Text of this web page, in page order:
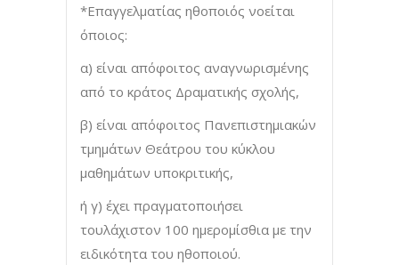
*Επαγγελματίας ηθοποιός νοείται
όποιος:
α) είναι απόφοιτος αναγνωρισμένης
από το κράτος Δραματικής σχολής,
β) είναι απόφοιτος Πανεπιστημιακών
τμημάτων Θεάτρου του κύκλου
μαθημάτων υποκριτικής,
ή γ) έχει πραγματοποιήσει
τουλάχιστον 100 ημερομίσθια με την
ειδικότητα του ηθοποιού.